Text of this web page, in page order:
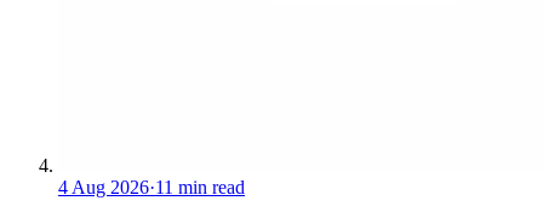
4 Aug 2026·11 min read